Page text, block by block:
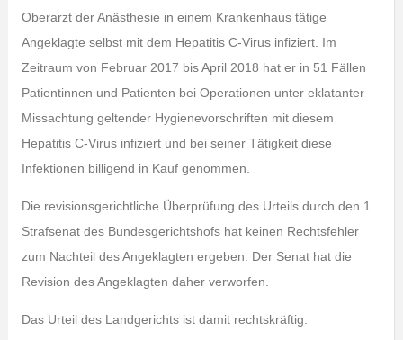
Oberarzt der Anästhesie in einem Krankenhaus tätige
Angeklagte selbst mit dem Hepatitis C-Virus infiziert. Im
Zeitraum von Februar 2017 bis April 2018 hat er in 51 Fällen
Patientinnen und Patienten bei Operationen unter eklatanter
Missachtung geltender Hygienevorschriften mit diesem
Hepatitis C-Virus infiziert und bei seiner Tätigkeit diese
Infektionen billigend in Kauf genommen.
Die revisionsgerichtliche Überprüfung des Urteils durch den 1.
Strafsenat des Bundesgerichtshofs hat keinen Rechtsfehler
zum Nachteil des Angeklagten ergeben. Der Senat hat die
Revision des Angeklagten daher verworfen.
Das Urteil des Landgerichts ist damit rechtskräftig.